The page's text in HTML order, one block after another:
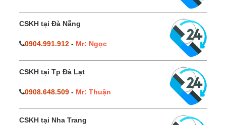
CSKH tại Đà Nẵng
0904.991.912 - Mr: Ngọc
CSKH tại Tp Đà Lạt
0908.648.509 - Mr: Thuận
CSKH tại Nha Trang